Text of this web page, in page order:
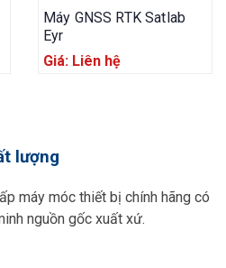
Máy GNSS RTK Satlab
Eyr
Giá: Liên hệ
lượng
máy móc thiết bị chính hãng có
nguồn gốc xuất xứ.